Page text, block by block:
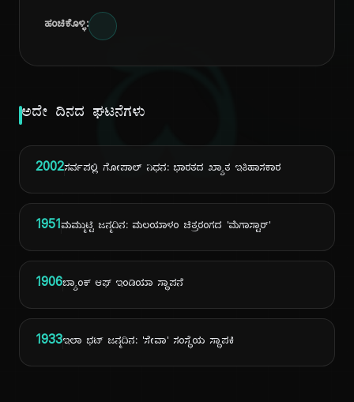
ದಿ
ಹಂಚಿಕೊಳ್ಳಿ:
ಅದೇ ದಿನದ ಘಟನೆಗಳು
2002ಸರ್ವಪಲ್ಲಿ ಗೋಪಾಲ್ ನಿಧನ: ಭಾರತದ ಖ್ಯಾತ ಇತಿಹಾಸಕಾರ
1951ಮಮ್ಮುಟ್ಟಿ ಜನ್ಮದಿನ: ಮಲಯಾಳಂ ಚಿತ್ರರಂಗದ 'ಮೆಗಾಸ್ಟಾರ್'
1906ಬ್ಯಾಂಕ್ ಆಫ್ ಇಂಡಿಯಾ ಸ್ಥಾಪನೆ
1933ಇಲಾ ಭಟ್ ಜನ್ಮದಿನ: 'ಸೇವಾ' ಸಂಸ್ಥೆಯ ಸ್ಥಾಪಕಿ